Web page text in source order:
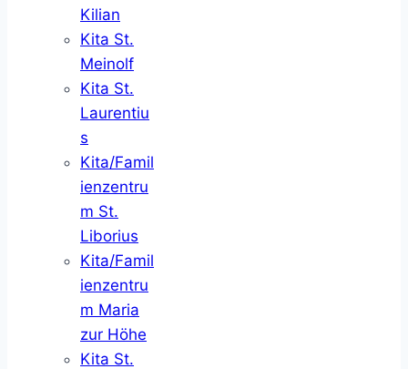
Kilian
Kita St.
Meinolf
Kita St.
Laurentiu
s
Kita/Famil
ienzentru
m St.
Liborius
Kita/Famil
ienzentru
m Maria
zur Höhe
Kita St.